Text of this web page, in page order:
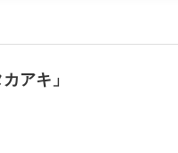
アキ」